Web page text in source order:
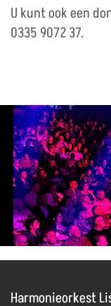
U kunt ook een
0335 9072 37.
Harmonieorkest